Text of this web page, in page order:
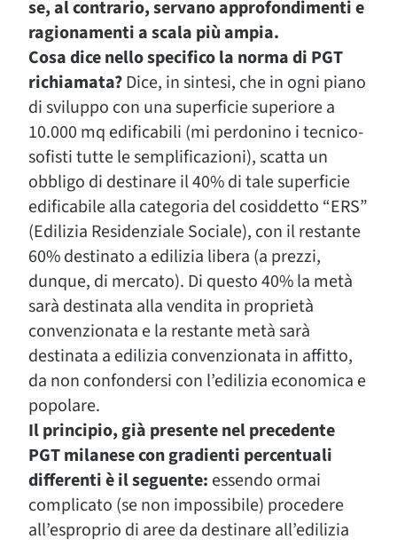
se, al contrario, servano approfondimenti e
ragionamenti a scala più ampia.
Cosa dice nello specifico la norma di PGT
richiamata?Dice, in sintesi, che in ogni piano
di sviluppo con una superficie superiore a
10.000 mq edificabili (mi perdonino i tecnico-
sofisti tutte le semplificazioni), scatta un
obbligo di destinare il 40% di tale superficie
edificabile alla categoria del cosiddetto “ERS”
(Edilizia Residenziale Sociale), con il restante
60% destinato a edilizia libera (a prezzi,
dunque, di mercato). Di questo 40% la metà
sarà destinata alla vendita in proprietà
convenzionata e la restante metà sarà
destinata a edilizia convenzionata in affitto,
da non confondersi con l’edilizia economica e
popolare.
Il principio, già presente nel precedente
PGT milanese con gradienti percentuali
differenti è il seguente: essendo ormai
complicato (se non impossibile) procedere
all’esproprio di aree da destinare all’edilizia